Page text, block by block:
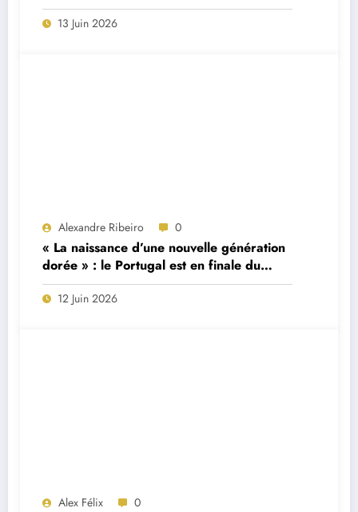
13 Juin 2026
Alexandre Ribeiro 0
« La naissance d’une nouvelle génération
dorée » : le Portugal est en finale du
Tournoi Maurice Revello
12 Juin 2026
Alex Félix 0